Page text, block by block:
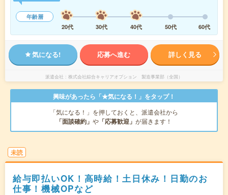
年齢層
20代
30代 40代 50代 60代
気になる! 応募へ進む 詳しく見る
派遣会社 株式会社綜合キャリアオプション 製造事業部（全国）
興味があったら「★気になる！」をタップ！
「気になる！」を押しておくと、派遣会社から
「面談確約」 や 「応募歓迎」 が届きます！
未読
給与即払いOK！高時給！土日休み！日勤のお
仕事！機械OPなど